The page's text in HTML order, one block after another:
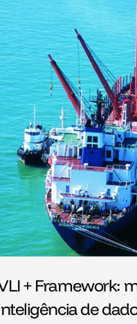
+ Framework:
de